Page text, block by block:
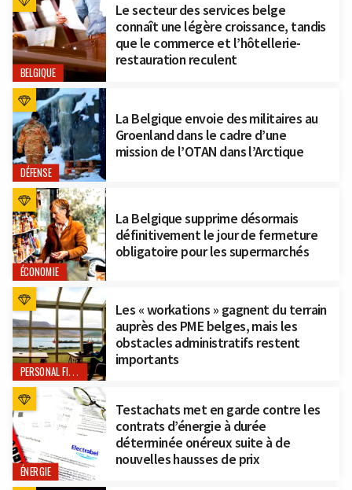
BELGIQUE
Le secteur des services belge
connaît une légère croissance, tandis
que le commerce et l’hôtellerie-
restauration reculent
DÉFENSE
La Belgique envoie des militaires au
Groenland dans le cadre d’une
mission de l’OTAN dans l’Arctique
ÉCONOMIE
La Belgique supprime désormais
définitivement le jour de fermeture
obligatoire pour les supermarchés
PERSONAL FINANCE
Les « workations » gagnent du terrain
auprès des PME belges, mais les
obstacles administratifs restent
importants
ÉNERGIE
Testachats met en garde contre les
contrats d’énergie à durée
déterminée onéreux suite à de
nouvelles hausses de prix